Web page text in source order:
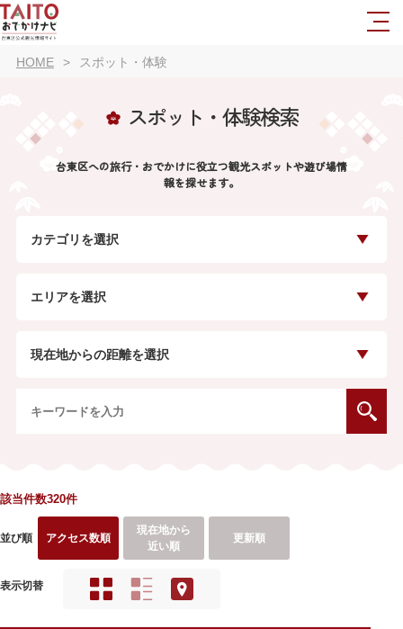
HOME スポット・体験
スポット・体験検索
台東区への旅行・おでかけに役立つ観光スポットや遊び場情
報を探せます。
カテゴリを選択
エリアを選択
現在地からの距離を選択
該当件数320件
並び順 アクセス数順
現在地から
近い順
更新順
表示切替